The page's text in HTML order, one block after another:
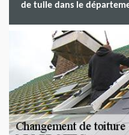
de tuile dans le